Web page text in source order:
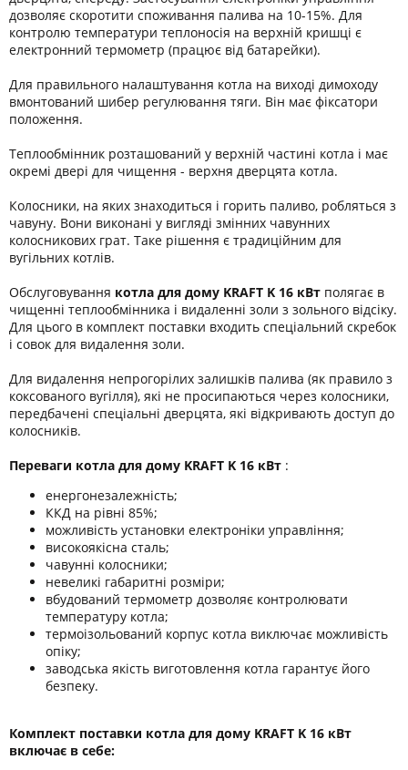
дозволяє скоротити споживання палива на 10-15%. Для
контролю температури теплоносія на верхній кришці є
електронний термометр (працює від батарейки).
Для правильного налаштування котла на виході димоходу
вмонтований шибер регулювання тяги. Він має фіксатори
положення.
Теплообмінник розташований у верхній частині котла і має
окремі двері для чищення - верхня дверцята котла.
Колосники, на яких знаходиться і горить паливо, робляться з
чавуну. Вони виконані у вигляді змінних чавунних
колосникових грат. Таке рішення є традиційним для
вугільних котлів.
Обслуговування котла для дому KRAFT K 16 кВт полягає в
чищенні теплообмінника і видаленні золи з зольного відсіку.
Для цього в комплект поставки входить спеціальний скребок
і совок для видалення золи.
Для видалення непрогорілих залишків палива (як правило з
коксованого вугілля), які не просипаються через колосники,
передбачені спеціальні дверцята, які відкривають доступ до
колосників.
Переваги котла для дому KRAFT K 16 кВт :
енергонезалежність;
ККД на рівні 85%;
можливість установки електроніки управління;
високоякісна сталь;
чавунні колосники;
невеликі габаритні розміри;
вбудований термометр дозволяє контролювати
температуру котла;
термоізольований корпус котла виключає можливість
опіку;
заводська якість виготовлення котла гарантує його
безпеку.
Комплект поставки котла для дому KRAFT K 16 кВт
включає в себе: